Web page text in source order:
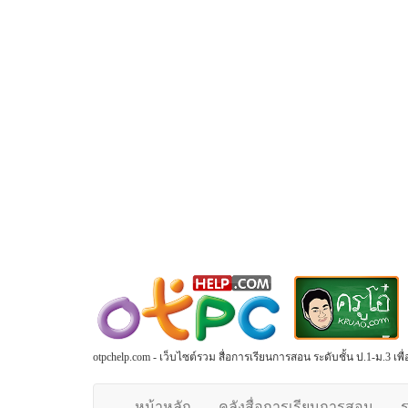
otpchelp.com - เว็บไซต์รวม สื่อการเรียนการสอน ระดับชั้น ป.1-ม.3 เ